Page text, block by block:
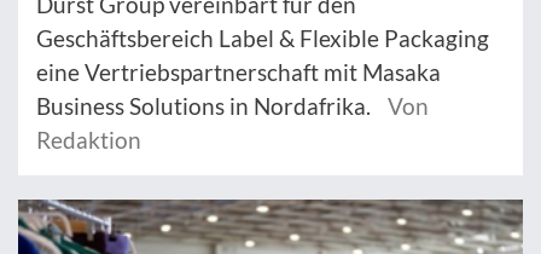
Geschäftsbereich Label & Flexible Packaging
eine Vertriebspartnerschaft mit Masaka
Business Solutions in Nordafrika.
Von
Redaktion